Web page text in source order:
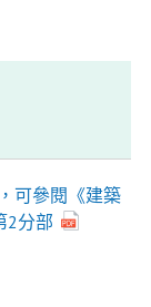
可參閱《建築
2分部